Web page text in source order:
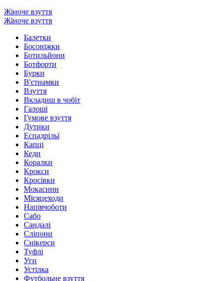
Жіноче взуття
Жіноче взуття
Балетки
Босоніжки
Ботильйони
Ботфорти
Бурки
В'єтнамки
Взуття
Вкладиш в чобіт
Галоші
Гумове взуття
Дутики
Еспадрільї
Капці
Кеди
Коралки
Крокси
Кросівки
Мокасини
Місяцеходи
Напівчоботи
Сабо
Сандалі
Сліпони
Снікерси
Туфлі
Уги
Устілка
Футбольне взуття